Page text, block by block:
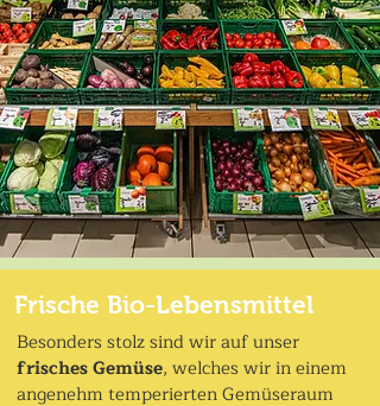
Frische Bio-Lebensmittel
Besonders stolz sind wir auf unser
frisches Gemüse, welches wir in einem
angenehm temperierten Gemüseraum